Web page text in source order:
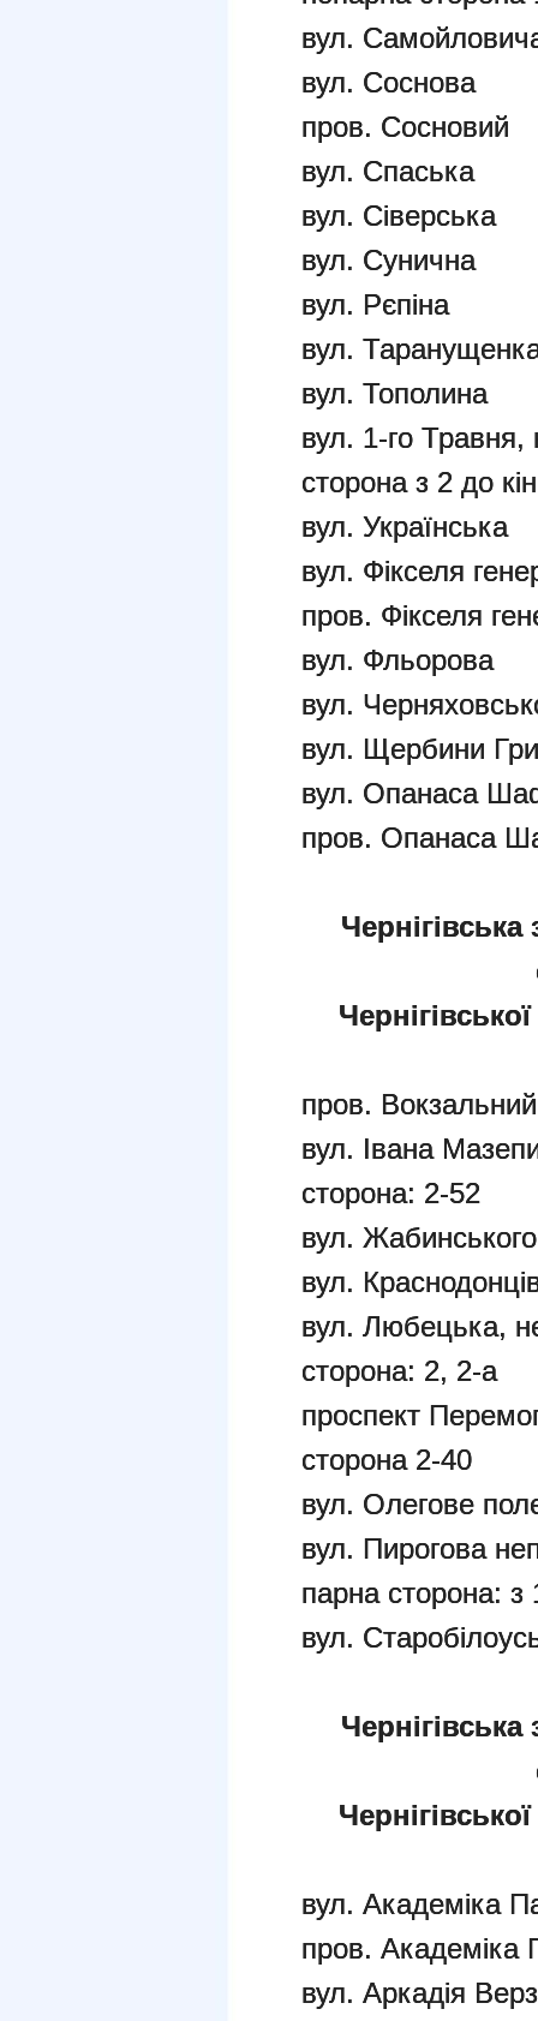
вул.
вул. Соснова
пров. Сосновий
вул. Спаська
вул. Сіверська
вул. Сунична
вул. Рєпіна
вул.
вул. Тополина
вул. 1-го
сторона з 2 до
вул. Українська
вул. Фікселя
пров. Фікселя
вул. Фльорова
вул.
вул. Щербини
вул. Опанаса
пров. Опанаса
Чернігівська
пров. Вокзальний
вул. Івана
сторона: 2-52
вул. Жабинського
вул.
вул. Любецька,
сторона: 2, 2-а
проспект
сторона 2-40
вул. Олегове
вул. Пирогова
парна сторона: з
вул.
Чернігівська
вул. Академіка
пров. Академіка
вул. Аркадія